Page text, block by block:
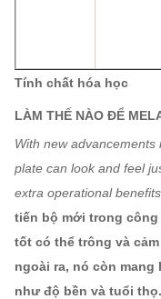
Tính chất hóa học
LÀM THẾ NÀO ĐỂ
With new
plate can look and feel
extra operational
tiến bộ mới trong công
tốt có thể trông và
ngoài ra, nó còn
như độ bền và tuổi thọ.